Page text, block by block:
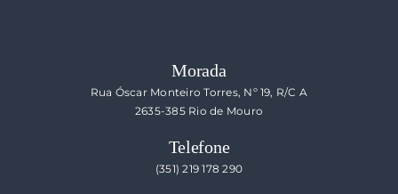
Morada
Rua Óscar Monteiro Torres, Nº 19, R/C A
2635-385 Rio de Mouro
Telefone
(351) 219 178 290